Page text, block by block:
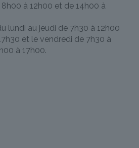
à 12h00 et de 14h00 à
lundi au jeudi de 7h30 à 12h00
et le vendredi de 7h30 à
à 17h00.